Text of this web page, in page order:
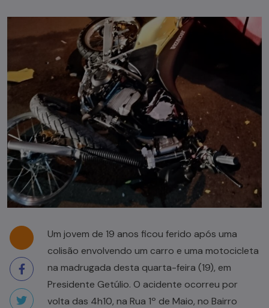
Um jovem de 19 anos ficou ferido após uma
colisão envolvendo um carro e uma motocicleta
na madrugada desta quarta-feira (19), em
Presidente Getúlio. O acidente ocorreu por
volta das 4h10, na Rua 1º de Maio, no Bairro